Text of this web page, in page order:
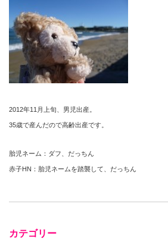
2012年11月上旬、男児出産。
35歳で産んだので高齢出産です。
胎児ネーム：ダフ、だっちん
赤子HN：胎児ネームを踏襲して、だっちん
カテゴリー